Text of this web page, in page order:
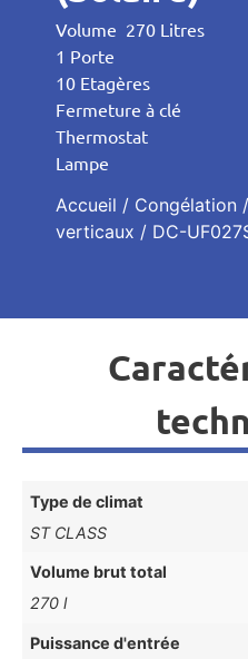
Volume 270 Litres
1 Porte
10 Etagères
Fermeture à clé
Thermostat
Lampe
Accueil / Congélation /
verticaux / DC-
Type de climat
ST CLASS
Volume brut total
270 l
Puissance d'entrée